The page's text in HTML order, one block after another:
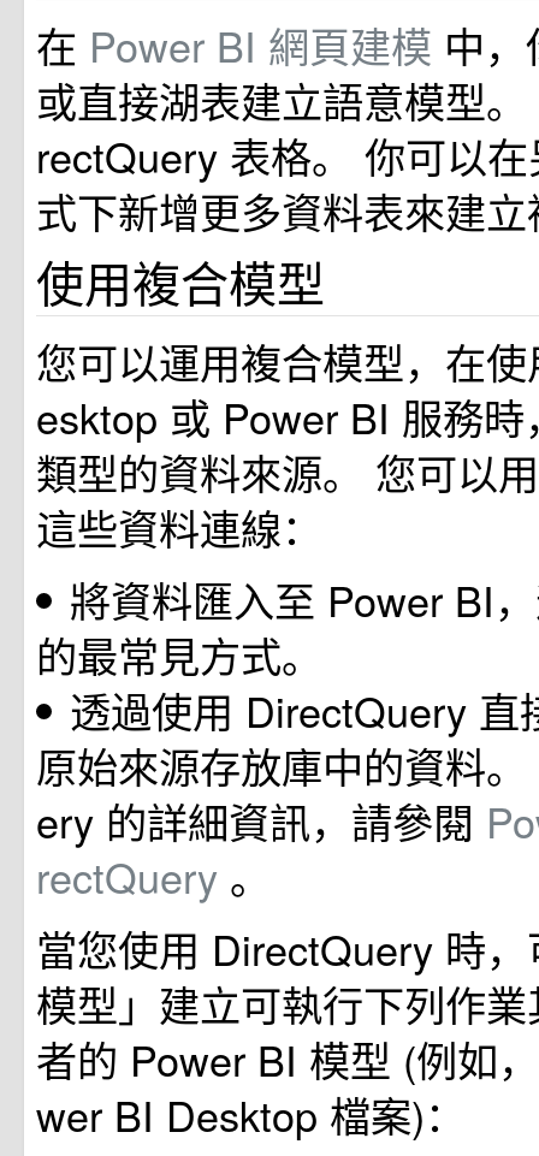
在 Power BI 網頁建模 中
或直接湖表建立語意模型
rectQuery 表格。 你可以
式下新增更多資料表來建
使用複合模型
您可以運用複合模型，在
esktop 或 Power BI 服務
類型的資料來源。 您可以
這些資料連線：
將資料匯入至 Power BI
的最常見方式。
透過使用 DirectQuery 直
原始來源存放庫中的資料
ery 的詳細資訊，請參閱
rectQuery 。
當您使用 DirectQuery 時
模型」建立可執行下列作
者的 Power BI 模型 (例如
wer BI Desktop 檔案)：